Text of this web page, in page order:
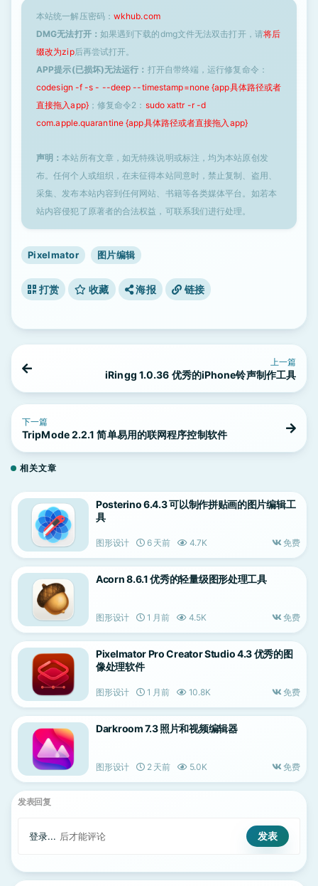
本站统一解压密码： wkhub.com
DMG无法打开： 如果遇到下载的dmg文件无法双击打开，请将后
缀改为zip后再尝试打开。
APP提示(已损坏)无法运行： 打开自带终端，运行修复命令：
codesign -f -s - --deep --timestamp=none {app具体路径或者
直接拖入app}；修复命令2： sudo xattr -r -d
com.apple.quarantine {app具体路径或者直接拖入app}
声明：本站所有文章，如无特殊说明或标注，均为本站原创发
布。任何个人或组织，在未征得本站同意时，禁止复制、盗用、
采集、发布本站内容到任何网站、书籍等各类媒体平台。如若本
站内容侵犯了原著者的合法权益，可联系我们进行处理。
Pixelmator 图片编辑
打赏 收藏 海报 链接
上一篇
iRingg 1.0.36 优秀的iPhone铃声制作工具
下一篇
TripMode 2.2.1 简单易用的联网程序控制软件
相关文章
Posterino 6.4.3 可以制作拼贴画的图片编辑工
具
图形设计 6 天前 4.7K 免费
Acorn 8.6.1 优秀的轻量级图形处理工具
图形设计 1 月前 4.5K 免费
Pixelmator Pro Creator Studio 4.3 优秀的图
像处理软件
图形设计 1 月前 10.8K 免费
Darkroom 7.3 照片和视频编辑器
图形设计 2 天前 5.0K 免费
发表回复
登录... 后才能评论